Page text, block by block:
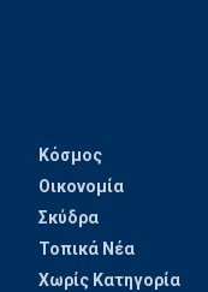
Κόσμος
Οικονομία
Σκύδρα
Τοπικά Νέα
Χωρίς Κατηγορία